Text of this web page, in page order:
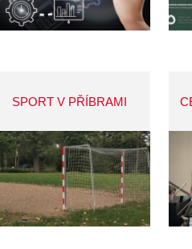
SPORT V PŘÍBRAMI